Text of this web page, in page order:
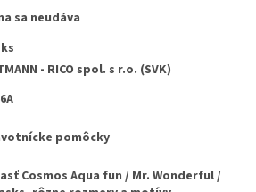
sa neudáva
- RICO spol. s r.o. (SVK)
pomôcky
Cosmos Aqua fun / Mr. Wonderful /